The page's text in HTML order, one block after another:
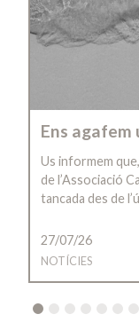
Ens agafem
Us informem
de l’Associació
tancada des de
27/07/26
NOTÍCIES
4 5 6 7 8